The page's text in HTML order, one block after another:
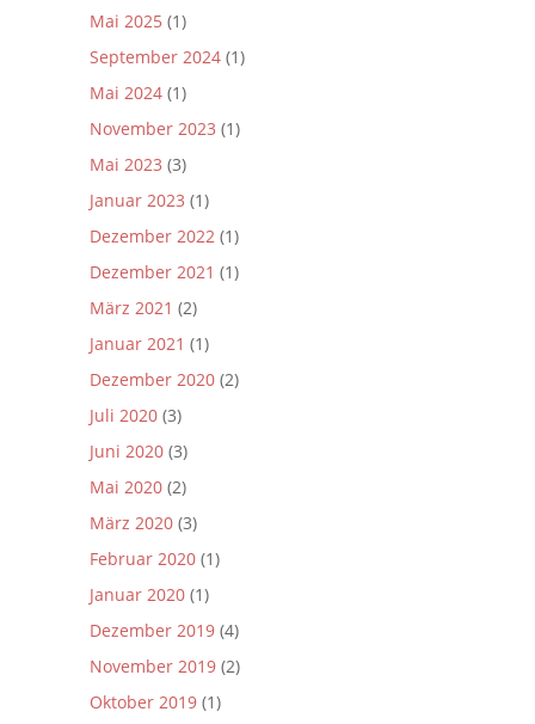
Mai 2025 (1)
September 2024(1)
Mai 2024(1)
November 2023 (1)
Mai 2023 (3)
Januar 2023 (1)
Dezember 2022 (1)
Dezember 2021 (1)
März 2021 (2)
Januar 2021 (1)
Dezember 2020(2)
Juli 2020(3)
Juni 2020(3)
Mai 2020(2)
März 2020(3)
Februar 2020(1)
Januar 2020(1)
Dezember 2019(4)
November 2019(2)
Oktober 2019(1)